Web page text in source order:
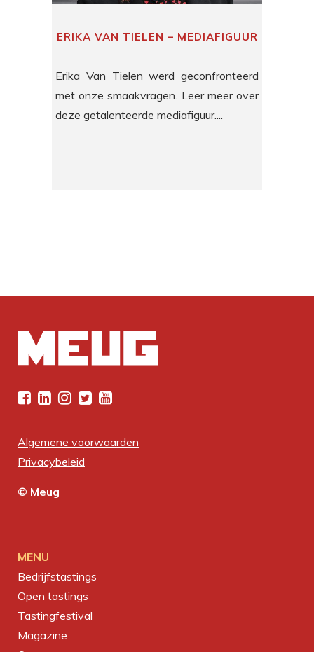
ERIKA VAN TIELEN – MEDIAFIGUUR
Erika Van Tielen werd geconfronteerd
met onze smaakvragen. Leer meer over
deze getalenteerde mediafiguur....
Algemene voorwaarden
Privacybeleid
© Meug
MENU
Bedrijfstastings
Open tastings
Tastingfestival
Magazine